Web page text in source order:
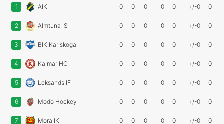
1 AIK 0 0 0 0 0 +/-0 0
2 Almtuna IS 0 0 0 0 0 +/-0 0
3 BIK Karlskoga 0 0 0 0 0 +/-0 0
4 Kalmar HC 0 0 0 0 0 +/-0 0
5 Leksands IF 0 0 0 0 0 +/-0 0
6 Modo Hockey 0 0 0 0 0 +/-0 0
7 Mora IK 0 0 0 0 0 +/-0 0